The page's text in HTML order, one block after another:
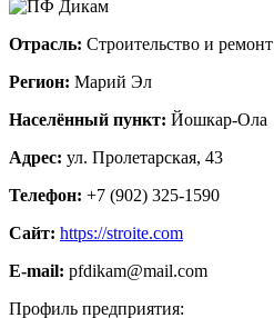
Отрасль: Строительство и ремонт
Регион: Марий Эл
Населённый пункт: Йошкар-Ола
Адрес: ул. Пролетарская, 43
Телефон: +7 (902) 325-1590
Сайт: https://stroite.com
E-mail: pfdikam@mail.com
Профиль предприятия: